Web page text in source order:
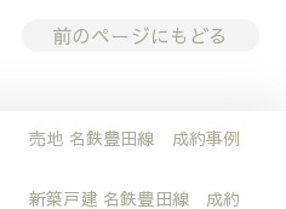
前のページにもどる
売地 名鉄豊田線 成約事例
新築戸建 名鉄豊田線 成約